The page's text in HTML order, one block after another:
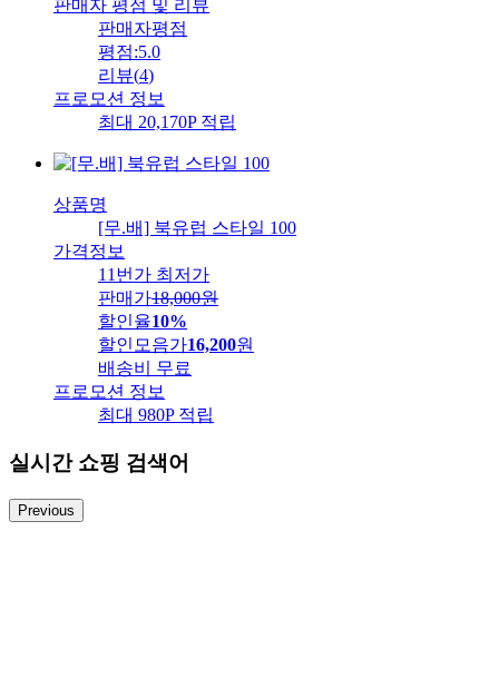
판매자 평점 및 리뷰
판매자평점
평점:5.0
리뷰(4)
프로모션 정보
최대 20,170P 적립
상품명
[무.배] 북유럽 스타일 100
가격정보
11번가 최저가
판매가18,000원
할인율10%
할인모음가16,200원
배송비
무료
프로모션 정보
최대 980P 적립
실시간 쇼핑 검색어
Previous